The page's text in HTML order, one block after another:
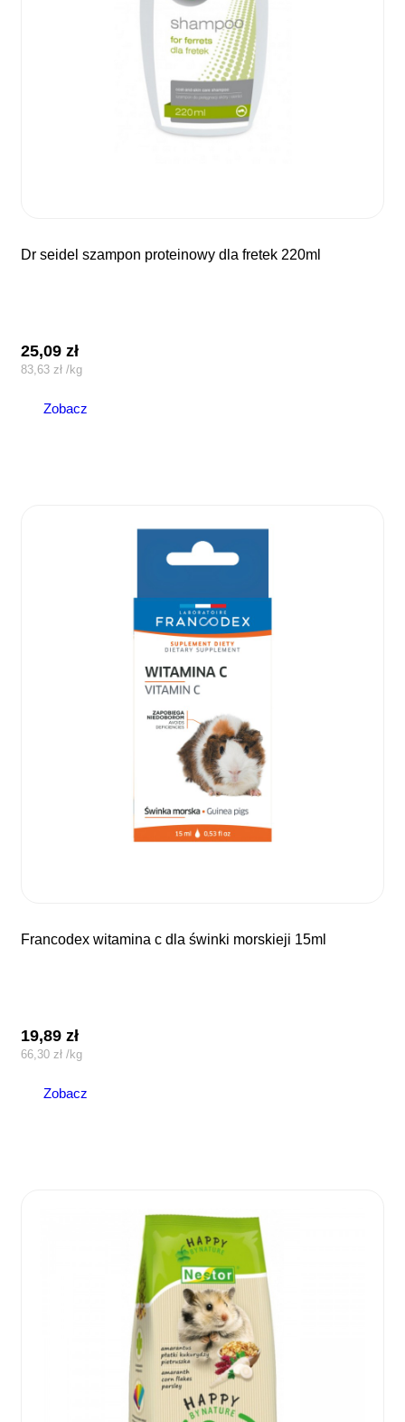
dr seidel szampon proteinowy dla fretek 220ml
25,09zł
83,63 zł /kg
Zobacz
francodex witamina c dla świnki morskieji 15ml
19,89zł
66,30 zł /kg
Zobacz